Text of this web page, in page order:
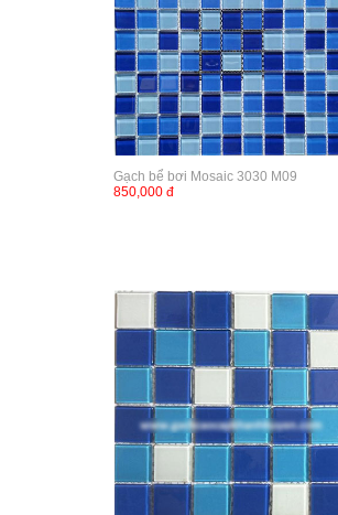
Gạch bể bơi Mosaic 3030 M09
850,000 đ